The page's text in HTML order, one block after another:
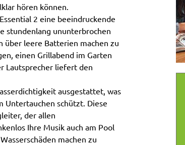
hören können.
2 eine beeindruckende
stundenlang ununterbrochen
über leere Batterien machen zu
einen Grillabend im Garten
Lautsprecher liefert den
ausgestattet, was
Untertauchen schützt. Diese
der allen
Ihre Musik auch am Pool
machen zu